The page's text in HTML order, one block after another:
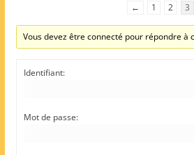
←
1 2 3
Vous devez être connecté pour répondre à
Identifiant:
Mot de passe: